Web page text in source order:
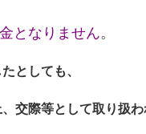
となりません。
としても、
交際等として取り扱わ